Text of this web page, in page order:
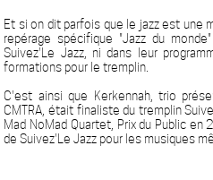
Et si on dit parfois que le jazz est une
repérage spécifique "Jazz du
Suivez'Le Jazz, ni dans leur
formations pour le tremplin.
C'est ainsi que Kerkennah, trio
CMTRA, était finaliste du tremplin
Mad NoMad Quartet, Prix du Public
de Suivez'Le Jazz pour les musiques